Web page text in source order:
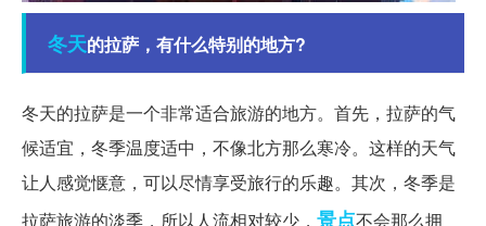
冬天的拉萨，有什么特别的地方?
冬天的拉萨是一个非常适合旅游的地方。首先，拉萨的气
候适宜，冬季温度适中，不像北方那么寒冷。这样的天气
让人感觉惬意，可以尽情享受旅行的乐趣。其次，冬季是
拉萨旅游的淡季，所以人流相对较少， 景点不会那么拥